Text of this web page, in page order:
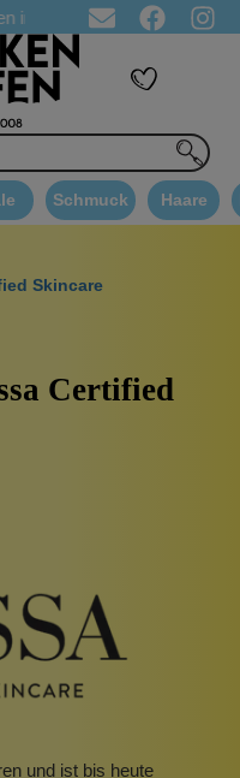
Bestellung ☁
Schmuck Haare
Skincare
Certified
und ist bis heute